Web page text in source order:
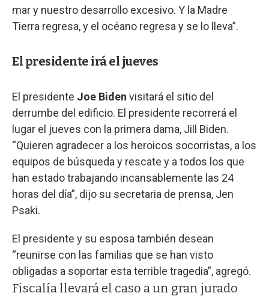
mar y nuestro desarrollo excesivo. Y la Madre
Tierra regresa, y el océano regresa y se lo lleva”.
El presidente irá el jueves
El presidente Joe Biden visitará el sitio del
derrumbe del edificio. El presidente recorrerá el
lugar el jueves con la primera dama, Jill Biden.
“Quieren agradecer a los heroicos socorristas, a los
equipos de búsqueda y rescate y a todos los que
han estado trabajando incansablemente las 24
horas del día”, dijo su secretaria de prensa, Jen
Psaki.
El presidente y su esposa también desean
“reunirse con las familias que se han visto
obligadas a soportar esta terrible tragedia”, agregó.
Fiscalía llevará el caso a un gran jurado